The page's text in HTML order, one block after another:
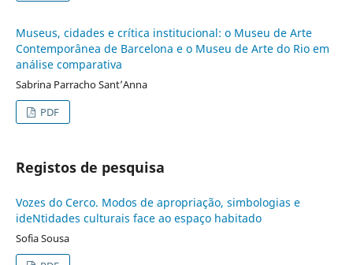
Museus, cidades e crítica institucional: o Museu de Arte
Contemporânea de Barcelona e o Museu de Arte do Rio em
análise comparativa
Sabrina Parracho Sant’Anna
PDF
Registos de pesquisa
Vozes do Cerco. Modos de apropriação, simbologias e
ideNtidades culturais face ao espaço habitado
Sofia Sousa